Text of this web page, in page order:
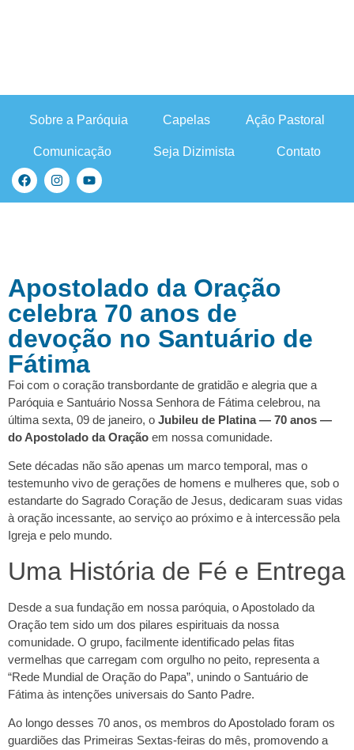
Sobre a Paróquia Capelas Ação Pastoral
Comunicação Seja Dizimista Contato
Apostolado da Oração
celebra 70 anos de
devoção no Santuário de
Fátima
Foi com o coração transbordante de gratidão e alegria que a
Paróquia e Santuário Nossa Senhora de Fátima celebrou, na
última sexta, 09 de janeiro, o Jubileu de Platina — 70 anos —
do Apostolado da Oração em nossa comunidade.
Sete décadas não são apenas um marco temporal, mas o
testemunho vivo de gerações de homens e mulheres que, sob o
estandarte do Sagrado Coração de Jesus, dedicaram suas vidas
à oração incessante, ao serviço ao próximo e à intercessão pela
Igreja e pelo mundo.
Uma História de Fé e Entrega
Desde a sua fundação em nossa paróquia, o Apostolado da
Oração tem sido um dos pilares espirituais da nossa
comunidade. O grupo, facilmente identificado pelas fitas
vermelhas que carregam com orgulho no peito, representa a
“Rede Mundial de Oração do Papa”, unindo o Santuário de
Fátima às intenções universais do Santo Padre.
Ao longo desses 70 anos, os membros do Apostolado foram os
guardiões das Primeiras Sextas-feiras do mês, promovendo a